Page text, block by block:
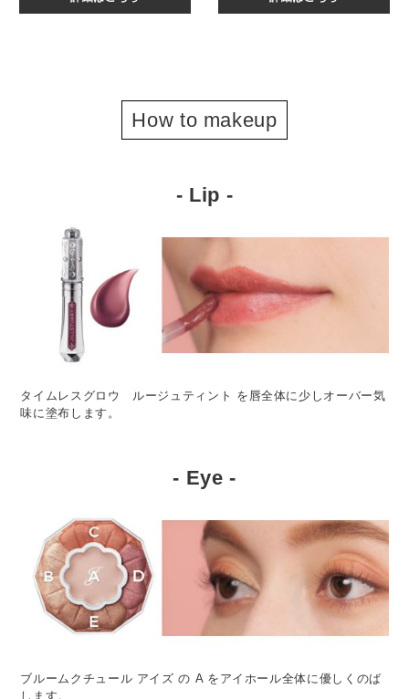
How to makeup
- Lip -
タイムレスグロウ ルージュティント を唇全体に少しオーバー気
味に塗布します。
- Eye -
ブルームクチュール アイズ の A をアイホール全体に優しくのば
します。